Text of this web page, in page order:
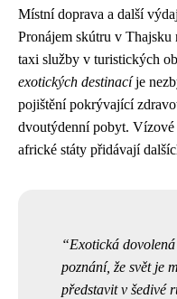
Místní doprava a další
Pronájem skútru v
taxi služby v turistických
exotických destinacíje
pojištění pokrývající
dvoutýdenní pobyt.
africké státy přidávají
Exotická
poznání, že svět je
představit v šedivé